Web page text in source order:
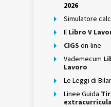
2026
Simulatore
Il Libro V
CIGS on-line
Vademecum
Lavoro
Le Leggi di
Linee Guida